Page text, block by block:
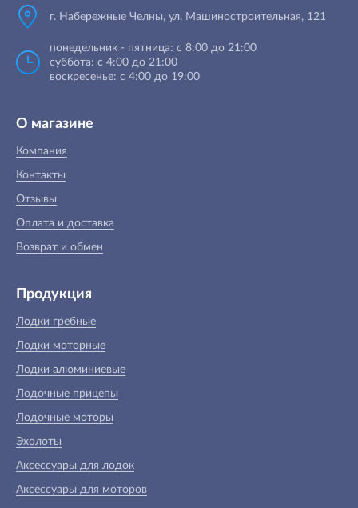
г. Набережные Челны, ул. Машиностроительная, 121
понедельник - пятница: с 8:00 до 21:00
суббота: с 4:00 до 21:00
воскресенье: с 4:00 до 19:00
О магазине
Компания
Контакты
Отзывы
Оплата и доставка
Возврат и обмен
Продукция
Лодки гребные
Лодки моторные
Лодки алюминиевые
Лодочные прицепы
Лодочные моторы
Эхолоты
Аксессуары для лодок
Аксессуары для моторов